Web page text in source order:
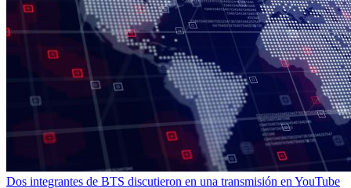
Dos integrantes de BTS discutieron en una transmisión en YouTube